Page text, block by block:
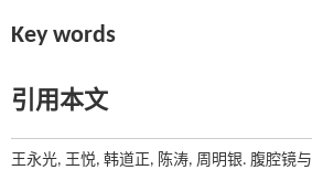
Key words
引用本文
王永光, 王悦, 韩道正, 陈涛, 周明银. 腹腔镜